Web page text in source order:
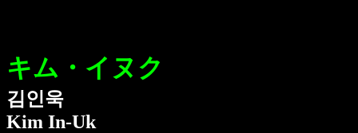
キム・イヌク
김인욱
Kim In-Uk